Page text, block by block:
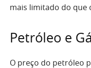
mais limitado do que
Petróleo e
O preço do petróleo